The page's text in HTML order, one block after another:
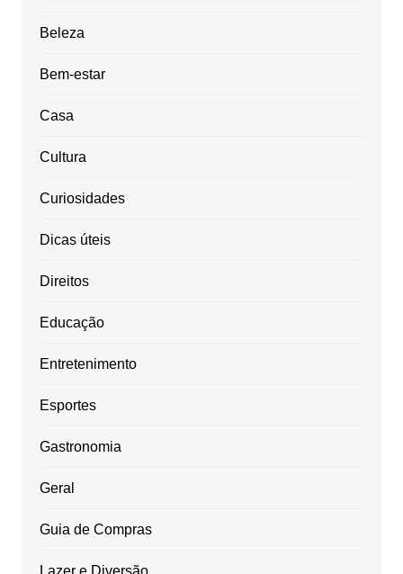
Beleza
Bem-estar
Casa
Cultura
Curiosidades
Dicas úteis
Direitos
Educação
Entretenimento
Esportes
Gastronomia
Geral
Guia de Compras
Lazer e Diversão